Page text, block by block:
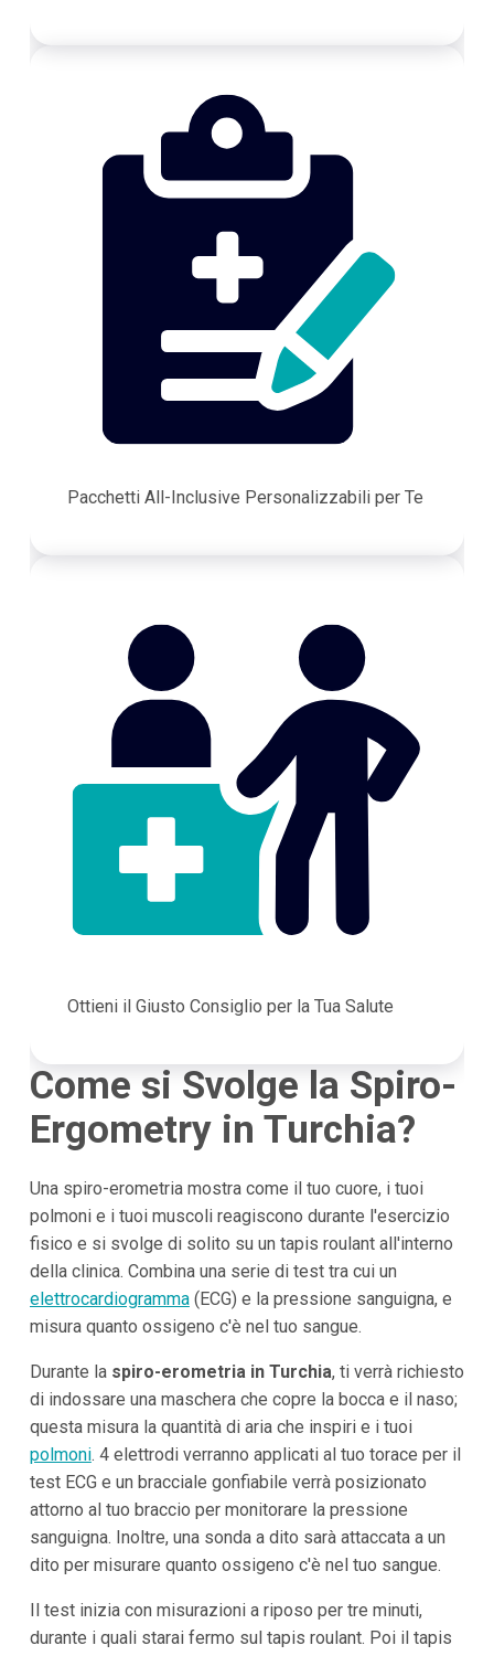
Pacchetti All-Inclusive Personalizzabili per Te
Ottieni il Giusto Consiglio per la Tua Salute
Come si Svolge la Spiro-
Ergometry in Turchia?
Una spiro-erometria mostra come il tuo cuore, i tuoi
polmoni e i tuoi muscoli reagiscono durante l'esercizio
fisico e si svolge di solito su un tapis roulant all'interno
della clinica. Combina una serie di test tra cui un
elettrocardiogramma(ECG) e la pressione sanguigna, e
misura quanto ossigeno c'è nel tuo sangue.
Durante la spiro-erometria in Turchia, ti verrà richiesto
di indossare una maschera che copre la bocca e il naso;
questa misura la quantità di aria che inspiri e i tuoi
polmoni. 4 elettrodi verranno applicati al tuo torace per il
test ECG e un bracciale gonfiabile verrà posizionato
attorno al tuo braccio per monitorare la pressione
sanguigna. Inoltre, una sonda a dito sarà attaccata a un
dito per misurare quanto ossigeno c'è nel tuo sangue.
Il test inizia con misurazioni a riposo per tre minuti,
durante i quali starai fermo sul tapis roulant. Poi il tapis